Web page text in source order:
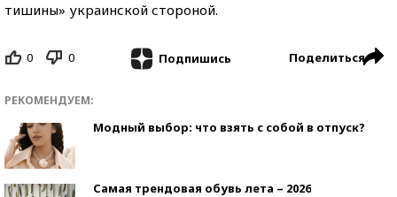
тишины» украинской стороной.
0 0 Подпишись Поделиться
РЕКОМЕНДУЕМ:
Модный выбор: что взять с собой в отпуск?
Самая трендовая обувь лета – 2026